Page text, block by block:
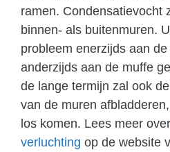
ramen. Condensatievocht
binnen- als buitenmuren.
probleem enerzijds aan
anderzijds aan de muffe
de lange termijn zal ook
van de muren
los komen. Lees meer over
verluchting op de website